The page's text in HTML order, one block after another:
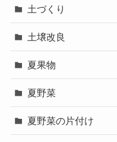
土づくり
土壌改良
夏果物
夏野菜
夏野菜の片付け